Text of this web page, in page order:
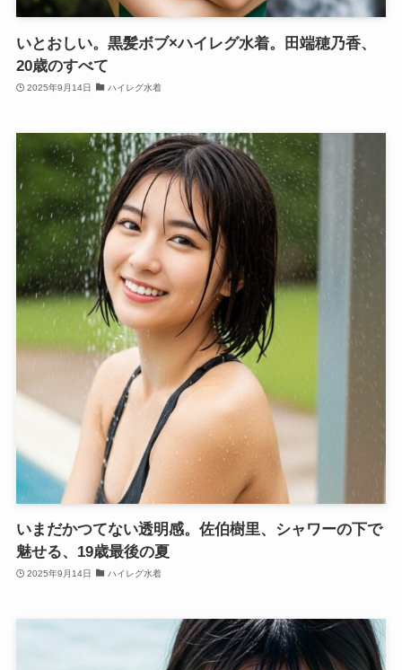
いとおしい。黒髪ボブ×ハイレグ水着。田端穂乃香、
20歳のすべて
2025年9月14日 ハイレグ水着
いまだかつてない透明感。佐伯樹里、シャワーの下で
魅せる、19歳最後の夏
2025年9月14日 ハイレグ水着